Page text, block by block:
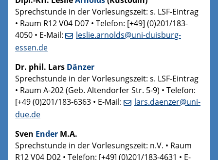
Sprechstunde in der Vorlesungszeit: s. LSF-Eintrag
• Raum R12 V04 D07 • Telefon: [+49] (0)201/183-
4050 • E-Mail:
leslie.arnolds@uni-duisburg-
essen.de
Dr. phil. Lars Dänzer
Sprechstunde in der Vorlesungszeit: s. LSF-Eintrag
• Raum A-202 (Geb. Altendorfer Str. 5-9) • Telefon:
[+49 (0)201/183-6363 • E-Mail:
lars.daenzer@uni-
due.de
Sven Ender M.A.
Sprechstunde in der Vorlesungszeit: n.V. • Raum
R12 V04 D02 • Telefon: [+49] (0)201/183-4631 • E-